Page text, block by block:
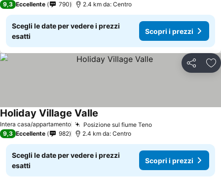
9,3 Eccellente 790 2.4 km da: Centro
Scegli le date per vedere i prezzi
esatti
Scopri i prezzi
Condividi
Intera casa/appartamento Posizione sul fiume Teno
Holiday Village Valle
9,3 Eccellente 982 2.4 km da: Centro
Scegli le date per vedere i prezzi
esatti
Scopri i prezzi